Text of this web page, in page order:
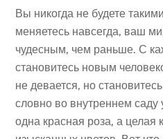
Вы никогда не будете
меняетесь навсегда, ваш
чудесным, чем раньше. С
становитесь новым
не девается, но
словно во внутреннем саду
одна красная роза, а